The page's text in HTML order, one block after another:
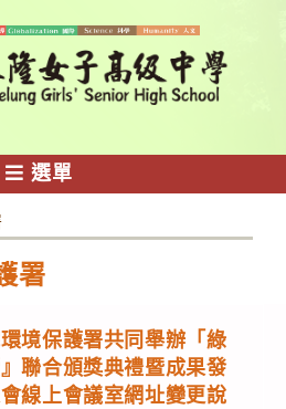
選單
署
境保護署共同舉辦「綠
聯合頒獎典禮暨成果發
線上會議室網址變更說